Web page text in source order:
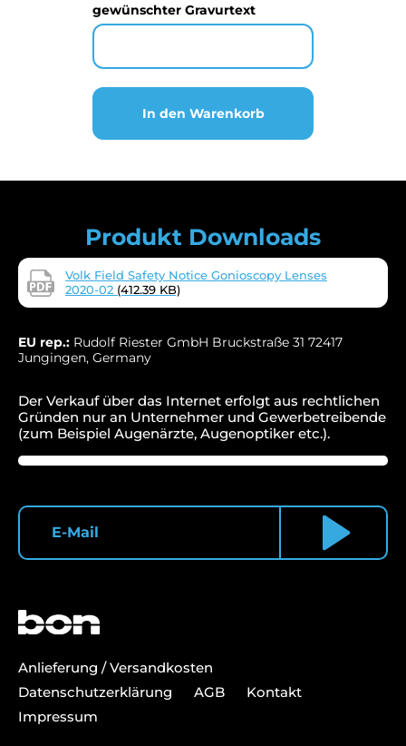
Kontaktlas
–
NEUES
Design
gewünschter Gravurtext
In den Warenkorb
Produkt Downloads
Volk Field Safety Notice Gonioscopy Lenses
2020-02 (412.39 KB)
EU rep.: Rudolf Riester GmbH Bruckstraße 31 72417
Jungingen, Germany
Der Verkauf über das Internet erfolgt aus rechtlichen
Gründen nur an Unternehmer und Gewerbetreibende
(zum Beispiel Augenärzte, Augenoptiker etc.).
Anlieferung / Versandkosten
Datenschutzerklärung
AGB
Kontakt
Impressum